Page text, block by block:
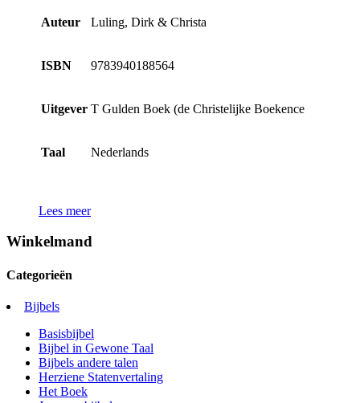
Auteur Luling, Dirk & Christa
ISBN 9783940188564
Uitgever T Gulden Boek (de Christelijke Boekence
Taal Nederlands
Lees meer
Winkelmand
Categorieën
Bijbels
Basisbijbel
Bijbel in Gewone Taal
Bijbels andere talen
Herziene Statenvertaling
Het Boek